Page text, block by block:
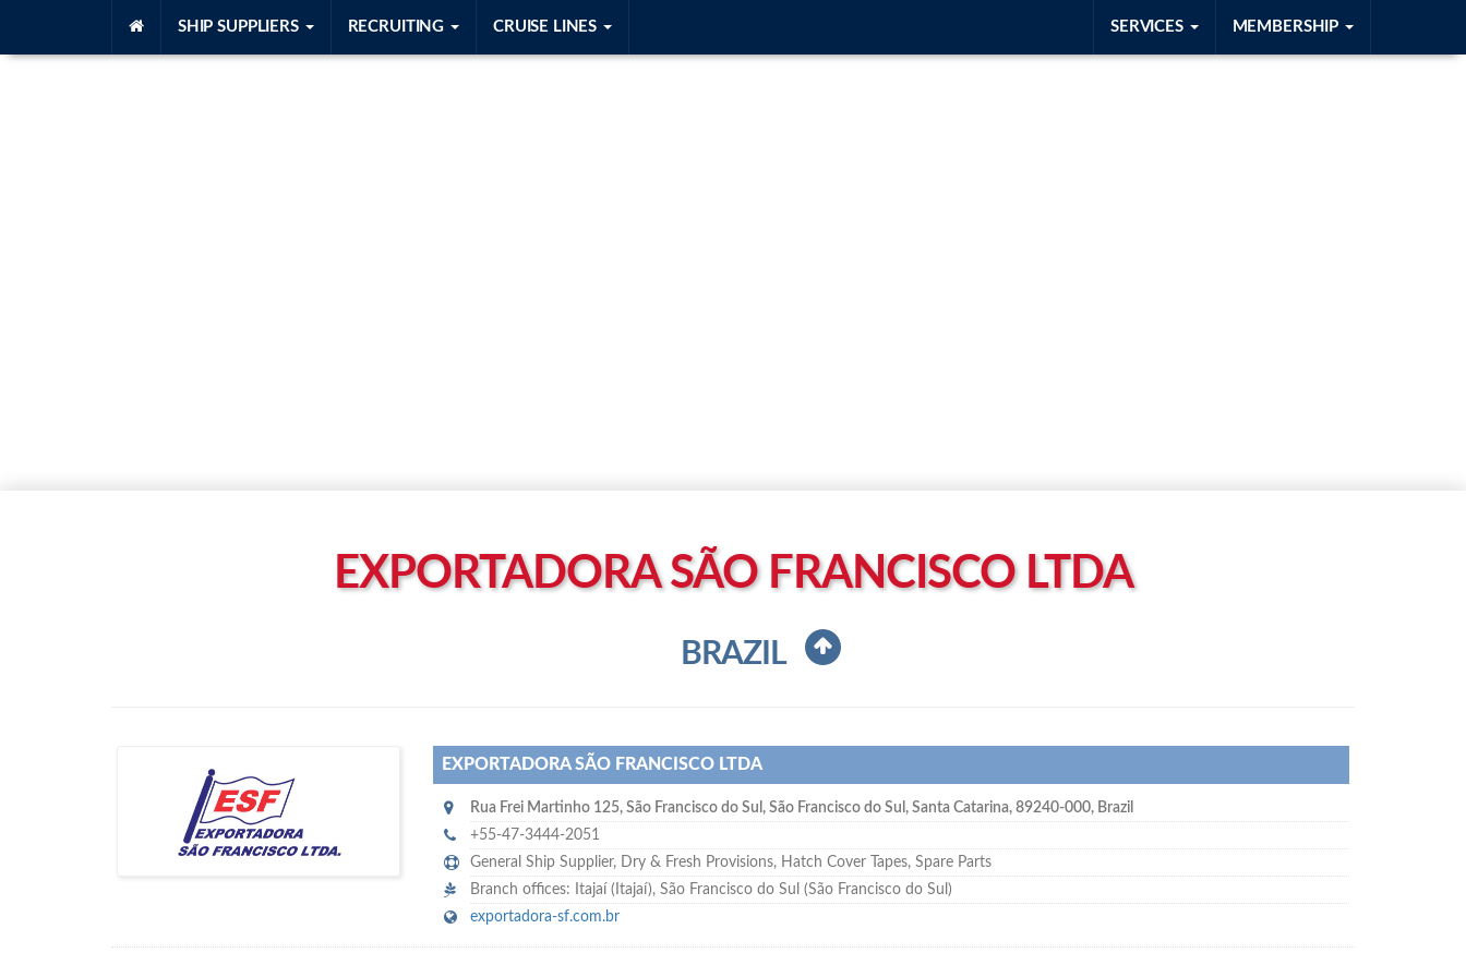
SHIP SUPPLIERS RECRUITING CRUISE LINES SERVICES MEMBERSHIP
EXPORTADORA SÃO FRANCISCO LTDA
BRAZIL
xportadora São Francisco Ltda
EXPORTADORA SÃO FRANCISCO LTDA
Rua Frei Martinho 125, São Francisco do Sul , São Francisco do Sul, Santa Catarina, 89240-000, Brazil
+55-47-3444-2051
General Ship Supplier, Dry & Fresh Provisions, Hatch Cover Tapes, Spare Parts
Branch offices: Itajaí (Itajaí), São Francisco do Sul (São Francisco do Sul)
exportadora-sf.com.br